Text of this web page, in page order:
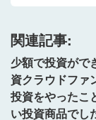
関連記事:
少額で投資がで
資クラウドファ
投資をやったこ
い投資商品でし